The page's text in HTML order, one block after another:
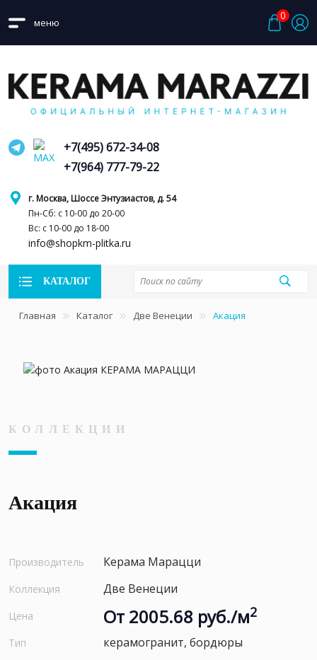
меню
0
г. Москва, Шоссе Энтузиастов, д. 54
Пн-Сб: с 10-00 до 20-00
Вс: с 10-00 до 18-00
info@shopkm-plitka.ru
+7(495) 672-34-08
+7(964) 777-79-22
КАТАЛОГ
Главная Каталог Две Венеции Акация
КОЛЛЕКЦИИ
Акация
Производитель Керама Марацци
Коллекция Две Венеции
Цена От 2005.68 руб./м2
Тип керамогранит, бордюры